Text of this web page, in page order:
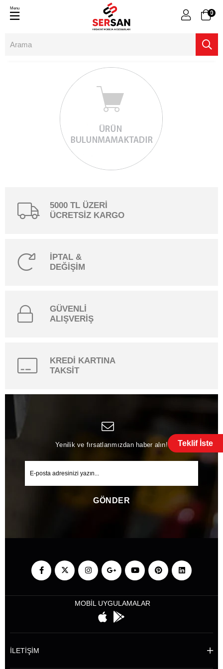
Teklif İste
0
Menu
5000 TL ÜZERİ
ÜCRETSİZ KARGO
İPTAL &
DEĞİŞİM
GÜVENLİ
ALIŞVERİŞ
KREDİ KARTINA
TAKSİT
Yenilik ve fırsatlarımızdan haber alın!
GÖNDER
MOBİL UYGULAMALAR
İLETİŞİM